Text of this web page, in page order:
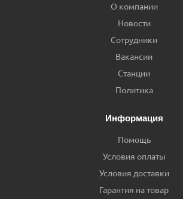
О компании
Новости
Сотрудники
Вакансии
Станции
Политика
Информация
Помощь
Условия оплаты
Условия доставки
Гарантия на товар